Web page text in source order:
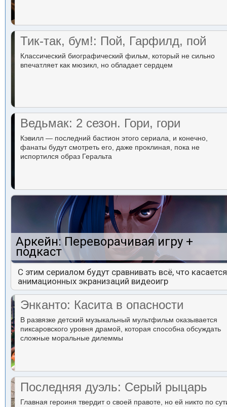
Тик-так, бум!: Пой, Гарфилд, пой
Классический биографический фильм, который не сильно
впечатляет как мюзикл, но обладает сердцем
Ведьмак: 2 сезон. Гори, гори
Кэвилл — последний бастион этого сериала, и конечно,
фанаты будут смотреть его, даже проклиная, пока не
испортился образ Геральта
Аркейн: Переворачивая игру +
подкаст
С этим сериалом будут сравнивать всё, что касается
анимационных экранизаций видеоигр
Энканто: Касита в опасности
В развязке детский музыкальный мультфильм оказывается
пиксаровского уровня драмой, которая способна обсуждать
сложные моральные дилеммы
Последняя дуэль: Серый рыцарь
Главная героиня твердит о своей правоте, но ей никто по